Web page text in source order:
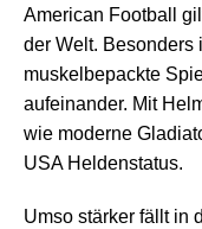
American Football
der Welt. Besonders
muskelbepackte
aufeinander. Mit
wie moderne
USA Heldenstatus.
Umso stärker fällt in